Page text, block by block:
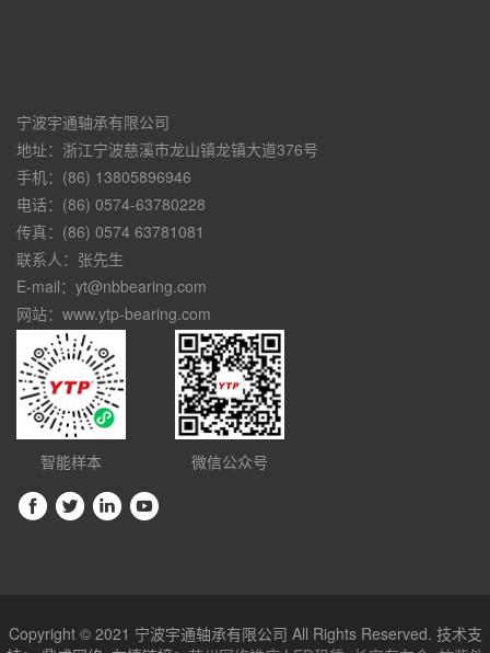
宁波宇通轴承有限公司
地址：浙江宁波慈溪市龙山镇龙镇大道376号
手机：(86) 13805896946
电话：(86) 0574-63780228
传真：(86) 0574 63781081
联系人：张先生
E-mail：yt@nbbearing.com
网站：www.ytp-bearing.com
智能样本 微信公众号
Copyright © 2021 宁波宇通轴承有限公司 All Rights Reserved. 技术支